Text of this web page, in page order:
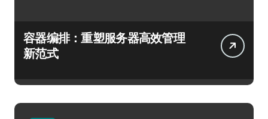
容器编排：重塑服务器高效管理
新范式